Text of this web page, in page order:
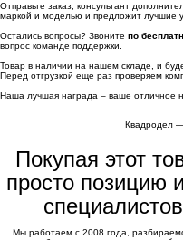
Отправьте заказ, консультант
маркой и моделью и предложит лучшие
Остались вопросы? Звоните по
вопрос команде поддержки.
Товар в наличии на нашем складе, и
Перед отгрузкой еще раз проверяем
Наша лучшая награда – ваше отличное
Квадродел
Покупая этот
просто позицию
Мы работаем с 2008 года,